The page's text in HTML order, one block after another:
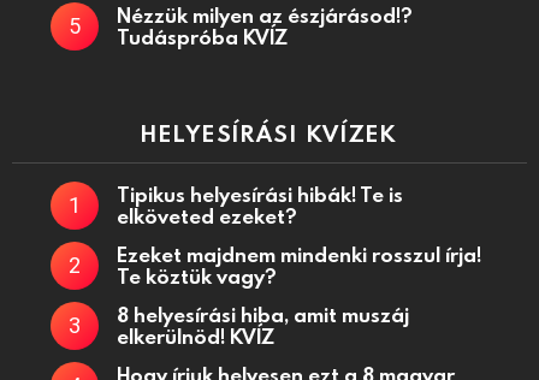
Nézzük milyen az észjárásod!?
Tudáspróba KVÍZ
HELYESÍRÁSI KVÍZEK
Tipikus helyesírási hibák! Te is
elköveted ezeket?
Ezeket majdnem mindenki rosszul írja!
Te köztük vagy?
8 helyesírási hiba, amit muszáj
elkerülnöd! KVÍZ
Hogy írjuk helyesen ezt a 8 magyar